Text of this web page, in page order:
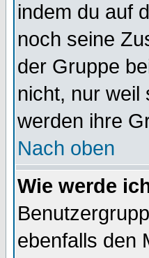
indem du auf
noch seine
der Gruppe
nicht, nur weil
werden ihre
Nach oben
Wie werde
ebenfalls den